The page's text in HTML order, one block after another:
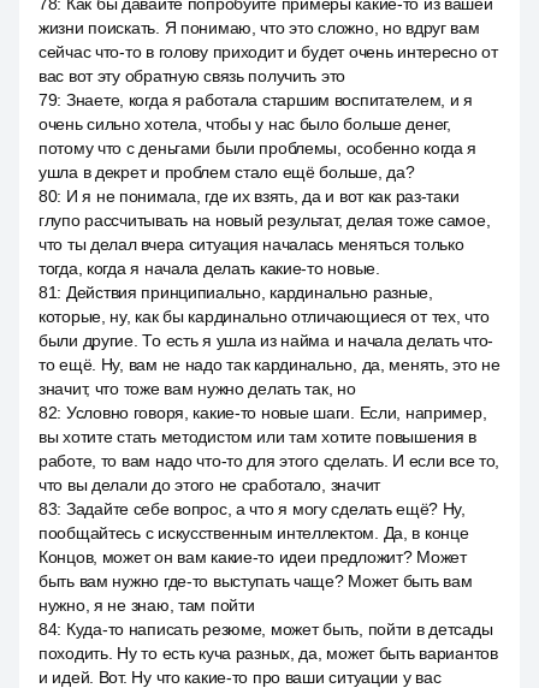
жизни поискать. Я понимаю, что это сложно, но вдруг вам
сейчас что-то в голову приходит и будет очень интересно от
вас вот эту обратную связь получить это
79: Знаете, когда я работала старшим воспитателем, и я
очень сильно хотела, чтобы у нас было больше денег,
потому что с деньгами были проблемы, особенно когда я
ушла в декрет и проблем стало ещё больше, да?
80: И я не понимала, где их взять, да и вот как раз-таки
глупо рассчитывать на новый результат, делая тоже самое,
что ты делал вчера ситуация началась меняться только
тогда, когда я начала делать какие-то новые.
81: Действия принципиально, кардинально разные,
которые, ну, как бы кардинально отличающиеся от тех, что
были другие. То есть я ушла из найма и начала делать что-
то ещё. Ну, вам не надо так кардинально, да, менять, это не
значит, что тоже вам нужно делать так, но
82: Условно говоря, какие-то новые шаги. Если, например,
вы хотите стать методистом или там хотите повышения в
работе, то вам надо что-то для этого сделать. И если все то,
что вы делали до этого не сработало, значит
83: Задайте себе вопрос, а что я могу сделать ещё? Ну,
пообщайтесь с искусственным интеллектом. Да, в конце
Концов, может он вам какие-то идеи предложит? Может
быть вам нужно где-то выступать чаще? Может быть вам
нужно, я не знаю, там пойти
84: Куда-то написать резюме, может быть, пойти в детсады
походить. Ну то есть куча разных, да, может быть вариантов
и идей. Вот. Ну что какие-то про ваши ситуации у вас